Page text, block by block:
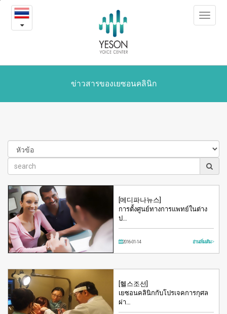
Yeson
in
media
Toggle
ข่าวสารของเยซอนคลินิก
[메디파나뉴스]
การตั้งศูนย์ทางการแพทย์ในต่าง
ป…
2016-01-14 อ่านเพิ่มเติม >
[헬스조선]
เยซอนคลินิกกับโปรเจคการกุศล
ผ่า…